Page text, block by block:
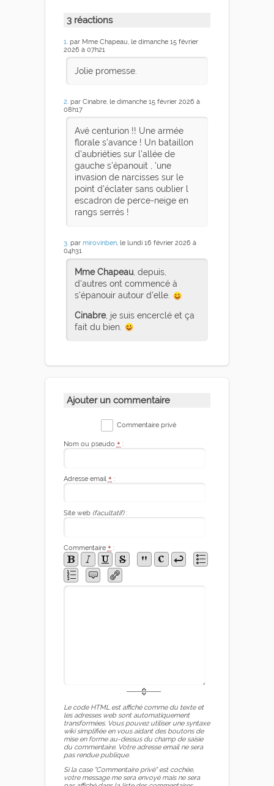
3 réactions
1. par Mme Chapeau, le dimanche 15 février
2026 à 07h21
Jolie promesse.
2. par Cinabre, le dimanche 15 février 2026 à
08h17
Avé centurion !! Une armée
florale s'avance ! Un bataillon
d'aubriéties sur l'allée de
gauche s'épanouit , 'une
invasion de narcisses sur le
point d'éclater sans oublier l
escadron de perce-neige en
rangs serrés !
3. par mirovinben, le lundi 16 février 2026 à
04h31
Mme Chapeau, depuis,
d'autres ont commencé à
s'épanouir autour d'elle.
Cinabre, je suis encerclé et ça
fait du bien.
Ajouter un commentaire
Commentaire privé
Nom ou pseudo * :
Adresse email * :
Site web (facultatif):
Commentaire * :
Le code HTML est affiché comme du texte et
les adresses web sont automatiquement
transformées. Vous pouvez utiliser une syntaxe
wiki simplifiée en vous aidant des boutons de
mise en forme au-dessus du champ de saisie
du commentaire. Votre adresse email ne sera
pas rendue publique.
Si la case "Commentaire privé" est cochée,
votre message me sera envoyé mais ne sera